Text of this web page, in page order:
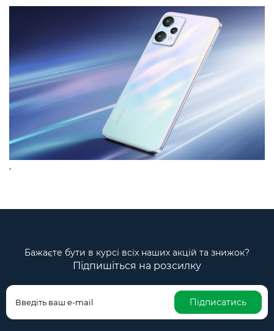
,
Бажаєте бути в курсі всіх наших акцій та знижок?
Підпишіться на розсилку
Підписатись